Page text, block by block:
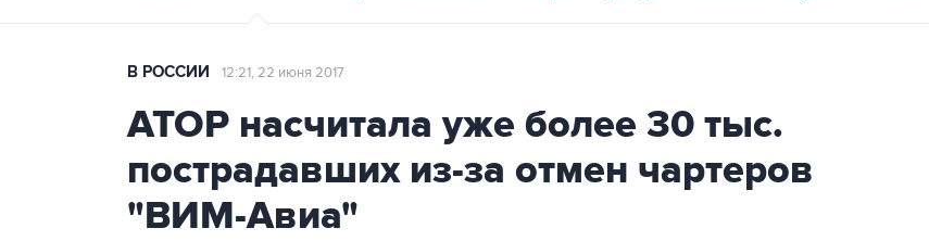
В РОССИИ 12:21, 22 июня 2017
АТОР насчитала уже более 30 тыс.
пострадавших из-за отмен чартеров
"ВИМ-Авиа"